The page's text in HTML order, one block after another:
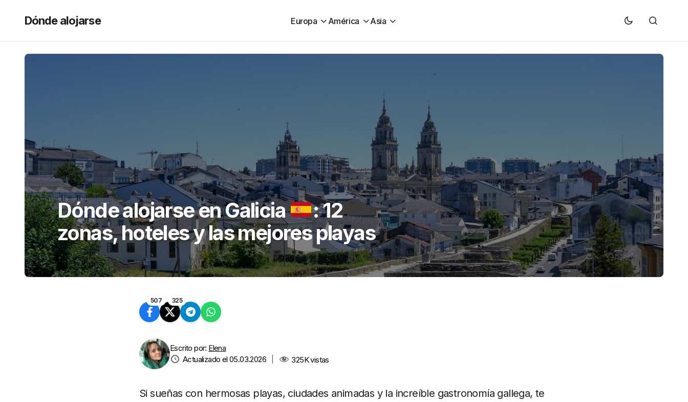
Dónde alojarse Europa América Asia
Dónde alojarse en Galicia
: 12
zonas, hoteles y las mejores playas
507 325
Escrito por: Elena
Actualizado el 05.03.2026
325Kvistas
Si sueñas con hermosas playas, ciudades animadas y la increíble gastronomía gallega, te